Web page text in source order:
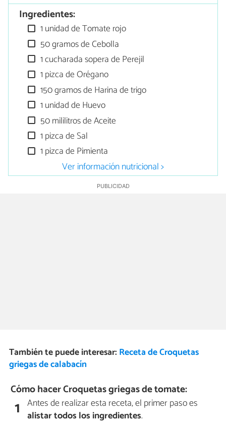
Ingredientes:
1 unidad de Tomate rojo
50 gramos de Cebolla
1 cucharada sopera de Perejil
1 pizca de Orégano
150 gramos de Harina de trigo
1 unidad de Huevo
50 mililitros de Aceite
1 pizca de Sal
1 pizca de Pimienta
Ver información nutricional >
También te puede interesar: Receta de Croquetas
griegas de calabacín
Cómo hacer Croquetas griegas de tomate:
1 Antes de realizar esta receta, el primer paso es
alistar todos los ingredientes.